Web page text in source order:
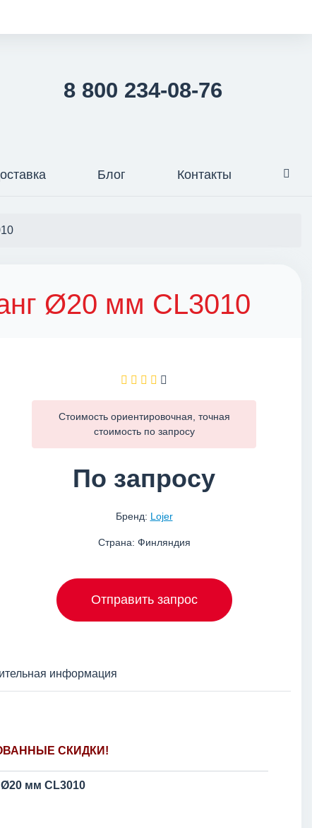
8 800 234-08-76
Блог Контакты
Ø20 мм CL3010
Стоимость ориентировочная, точная
стоимость по запросу
По запросу
Бренд: Lojer
Страна: Финляндия
Отправить запрос
информация
СКИДКИ!
мм CL3010